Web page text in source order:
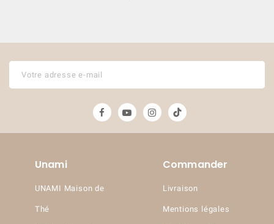
Unami
UNAMI Maison de
Thé
Commander
Livraison
Mentions légales